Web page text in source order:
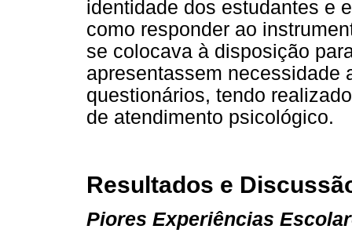
identidade dos estudantes e
como responder ao
se colocava à disposição
apresentassem necessidade
questionários, tendo
de atendimento psicológico.
Resultados e
Piores Experiências